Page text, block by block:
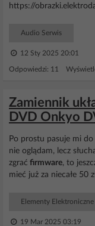
https://
Audio Serwis
12 Sty 2025 20:01
Odpowiedzi: 11
Zamiennik
DVD Onkyo
Po prostu pasuje mi
nie oglądam, lecz
zgrać firmware, to
mieć już za niecałe 50
Elementy
19 Mar 2025 03:19